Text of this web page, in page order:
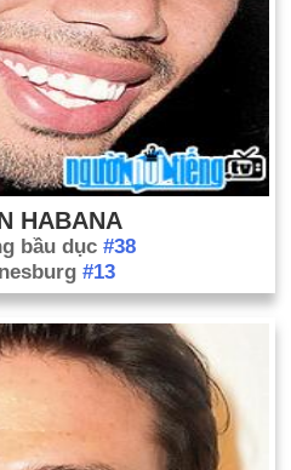
HABANA
bầu dục #38
#13